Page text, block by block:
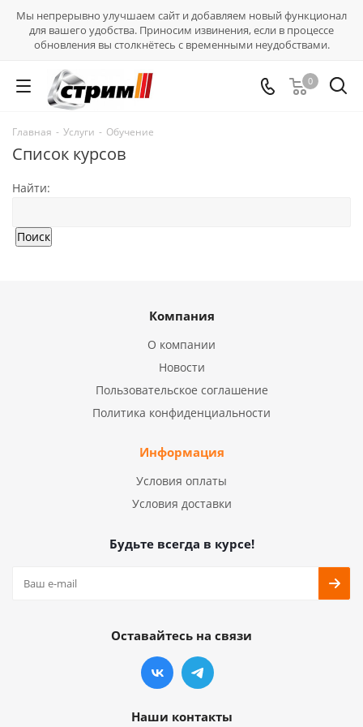
Мы непрерывно улучшаем сайт и добавляем новый функционал
для вашего удобства. Приносим извинения, если в процессе
обновления вы столкнётесь с временными неудобствами.
0
Главная - Услуги - Обучение
Список курсов
Найти:
Компания
О компании
Новости
Пользовательское соглашение
Политика конфиденциальности
Информация
Условия оплаты
Условия доставки
Будьте всегда в курсе!
Оставайтесь на связи
Наши контакты